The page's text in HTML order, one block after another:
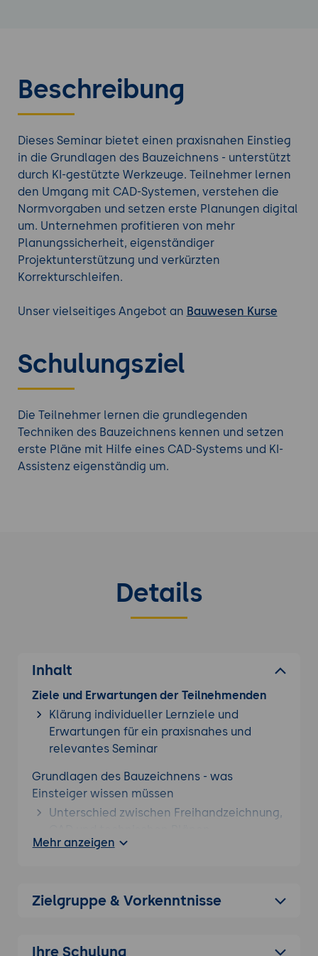
Beschreibung
Dieses Seminar bietet einen praxisnahen Einstieg
in die Grundlagen des Bauzeichnens - unterstützt
durch KI-gestützte Werkzeuge. Teilnehmer lernen
den Umgang mit CAD-Systemen, verstehen die
Normvorgaben und setzen erste Planungen digital
um. Unternehmen profitieren von mehr
Planungssicherheit, eigenständiger
Projektunterstützung und verkürzten
Korrekturschleifen.
Unser vielseitiges Angebot an Bauwesen Kurse
Schulungsziel
Die Teilnehmer lernen die grundlegenden
Techniken des Bauzeichnens kennen und setzen
erste Pläne mit Hilfe eines CAD-Systems und KI-
Assistenz eigenständig um.
Details
Inhalt
Ziele und Erwartungen der Teilnehmenden
Klärung individueller Lernziele und
Erwartungen für ein praxisnahes und
relevantes Seminar
Grundlagen des Bauzeichnens - was
Einsteiger wissen müssen
Unterschied zwischen Freihandzeichnung,
Grundlegende Symbole, Linienarten und
Grundriss, Schnitt, Ansicht
Zeichenprogramme
Mehr anzeigen
Zielgruppe & Vorkenntnisse
Ihre Schulung